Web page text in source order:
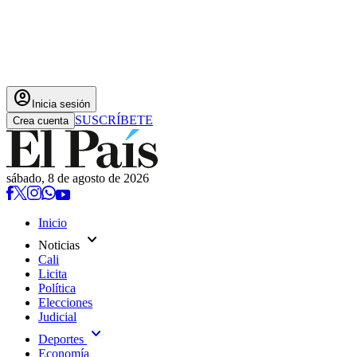
account_circle Inicia sesión
Crea cuenta SUSCRÍBETE
sábado, 8 de agosto de 2026
Inicio
Noticias expand_more
Cali
Licita
Política
Elecciones
Judicial
Deportes expand_more
Economía